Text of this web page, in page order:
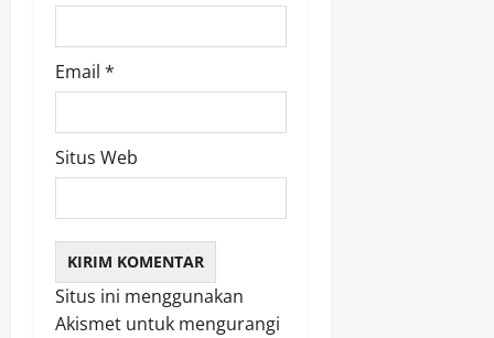
Email *
Situs Web
Situs ini menggunakan
Akismet untuk mengurangi